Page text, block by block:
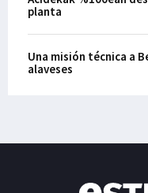
planta
Una misión técnica a
alaveses